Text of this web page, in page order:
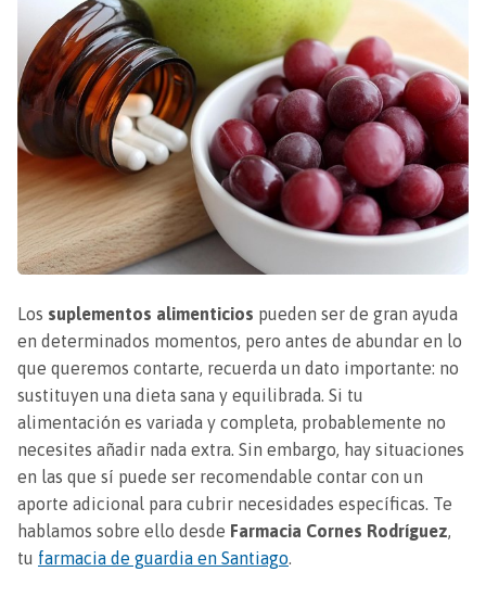
Los suplementos alimenticios pueden ser de gran ayuda
en determinados momentos, pero antes de abundar en lo
que queremos contarte, recuerda un dato importante: no
sustituyen una dieta sana y equilibrada. Si tu
alimentación es variada y completa, probablemente no
necesites añadir nada extra. Sin embargo, hay situaciones
en las que sí puede ser recomendable contar con un
aporte adicional para cubrir necesidades específicas. Te
hablamos sobre ello desde Farmacia Cornes Rodríguez,
tu farmacia de guardia en Santiago.